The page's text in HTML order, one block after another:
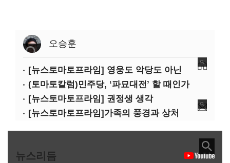
오승훈
[뉴스토마토프라임] 영웅도 악당도 아닌
(토마토칼럼)민주당, ‘파묘대전’ 할 때인가
[뉴스토마토프라임] 권정생 생각
[뉴스토마토프라임]가족의 풍경과 상처
뉴스리듬